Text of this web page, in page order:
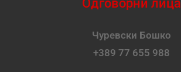
Одговорни лица
Чуревски Бошко
+389 77 655 988